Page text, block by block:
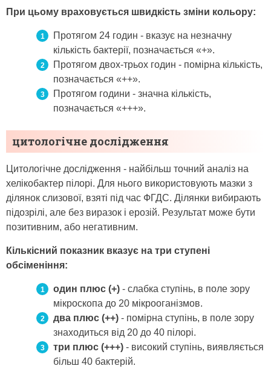
При цьому враховується швидкість зміни кольору:
Протягом 24 годин - вказує на незначну
кількість бактерії, позначається «+».
Протягом двох-трьох годин - помірна кількість,
позначається «++».
Протягом години - значна кількість,
позначається «+++».
цитологічне дослідження
Цитологічне дослідження - найбільш точний аналіз на
хелікобактер пілорі. Для нього використовують мазки з
ділянок слизової, взяті під час ФГДС. Ділянки вибирають
підозрілі, але без виразок і ерозій. Результат може бути
позитивним, або негативним.
Кількісний показник вказує на три ступені
обсіменіння:
один плюс (+) - слабка ступінь, в поле зору
мікроскопа до 20 мікрооганізмов.
два плюс (++) - помірна ступінь, в поле зору
знаходиться від 20 до 40 пілорі.
три плюс (+++) - високий ступінь, виявляється
більш 40 бактерій.